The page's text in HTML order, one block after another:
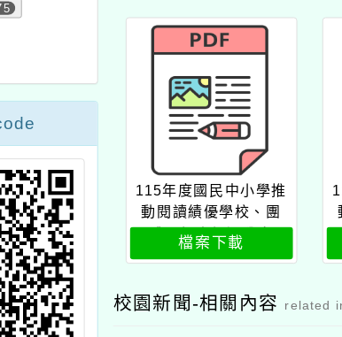
115年度國民中小學推
動閱讀績優學校、團
體及個人評選公文
檔案下載
校園新聞-相關內容 related